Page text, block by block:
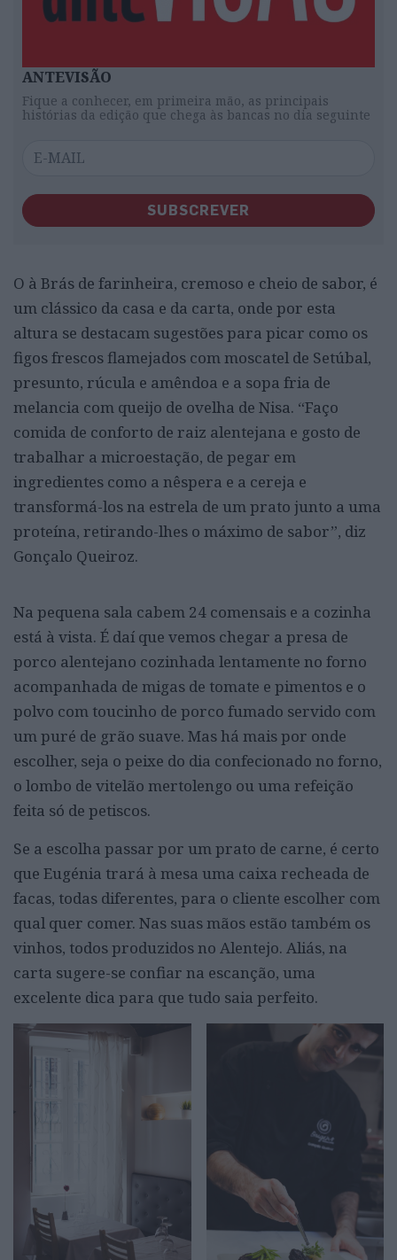
ANTEVISÃO
Fique a conhecer, em primeira mão, as principais
histórias da edição que chega às bancas no dia seguinte
SUBSCREVER
O à Brás de farinheira, cremoso e cheio de sabor, é
um clássico da casa e da carta, onde por esta
altura se destacam sugestões para picar como os
figos frescos flamejados com moscatel de Setúbal,
presunto, rúcula e amêndoa e a sopa fria de
melancia com queijo de ovelha de Nisa. “Faço
comida de conforto de raiz alentejana e gosto de
trabalhar a microestação, de pegar em
ingredientes como a nêspera e a cereja e
transformá-los na estrela de um prato junto a uma
proteína, retirando-lhes o máximo de sabor”, diz
Gonçalo Queiroz.
Na pequena sala cabem 24 comensais e a cozinha
está à vista. É daí que vemos chegar a presa de
porco alentejano cozinhada lentamente no forno
acompanhada de migas de tomate e pimentos e o
polvo com toucinho de porco fumado servido com
um puré de grão suave. Mas há mais por onde
escolher, seja o peixe do dia confecionado no forno,
o lombo de vitelão mertolengo ou uma refeição
feita só de petiscos.
Se a escolha passar por um prato de carne, é certo
que Eugénia trará à mesa uma caixa recheada de
facas, todas diferentes, para o cliente escolher com
qual quer comer. Nas suas mãos estão também os
vinhos, todos produzidos no Alentejo. Aliás, na
carta sugere-se confiar na escanção, uma
excelente dica para que tudo saia perfeito.